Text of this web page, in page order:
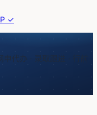
✓
代办 · 录取跟进 · 行前